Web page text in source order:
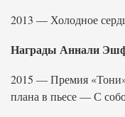
2013 — Холодное
Награды Аннали
2015 — Премия
плана в пьесе — С